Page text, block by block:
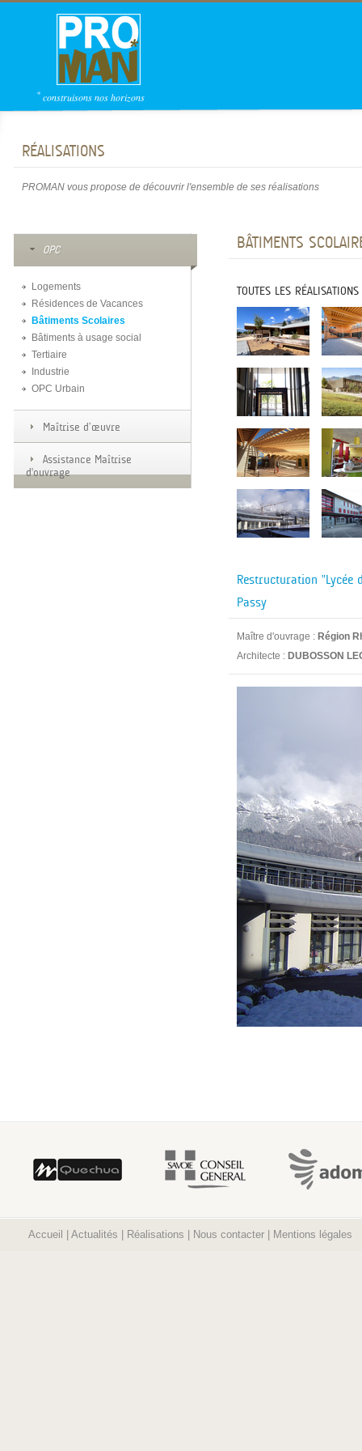
* construisons nos horizons
RÉALISATIONS
PROMAN vous propose de découvrir l'ensemble de ses réalisations
OPC
Logements
Résidences de Vacances
Bâtiments Scolaires
Bâtiments à usage social
Tertiaire
Industrie
OPC Urbain
Maîtrise d’œuvre
Assistance Maîtrise
d'ouvrage
BÂTIMENTS
TOUTES LES RÉALISATIONS
Restructuration "Lycée
Passy
Maître d'ouvrage : Région
Architecte : DUBOSSON
Accueil Actualités Réalisations Nous contacter Mentions légales